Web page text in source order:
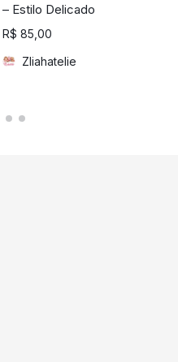
– Estilo Delicado
R$ 85,00
Zliahatelie